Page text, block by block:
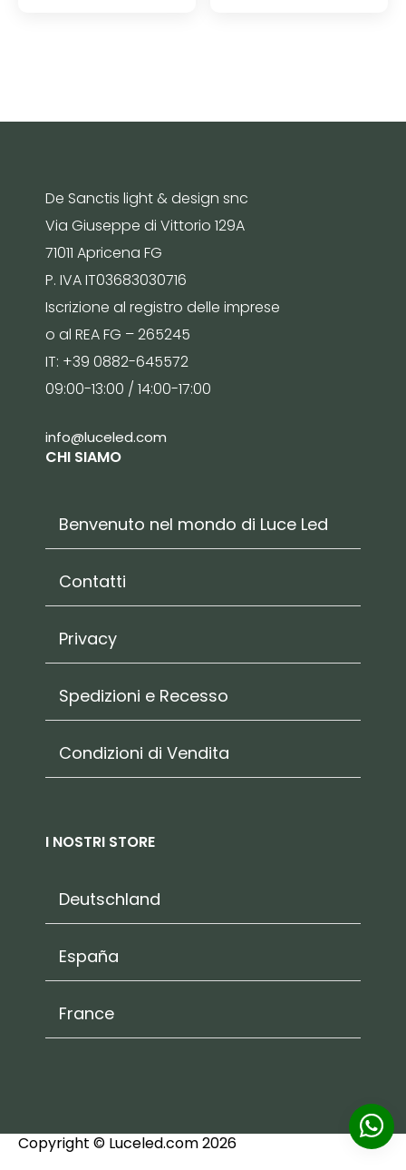
De Sanctis light & design snc
Via Giuseppe di Vittorio 129A
71011 Apricena FG
P. IVA IT03683030716
Iscrizione al registro delle imprese
o al REA FG – 265245
IT: +39 0882-645572
09:00-13:00 / 14:00-17:00
info@luceled.com
CHI SIAMO
Benvenuto nel mondo di Luce Led
Contatti
Privacy
Spedizioni e Recesso
Condizioni di Vendita
I NOSTRI STORE
Deutschland
España
France
Copyright © Luceled.com 2026